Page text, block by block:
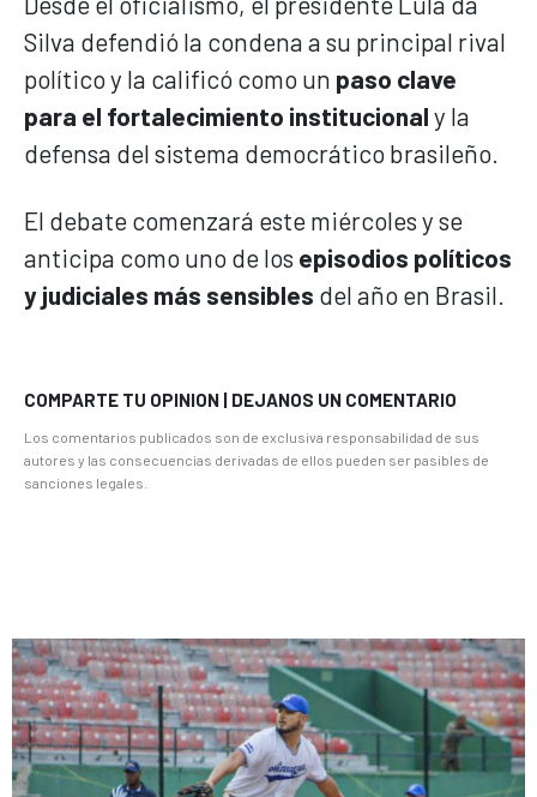
Silva defendió la condena a su principal rival
político y la calificó como un paso clave
para el fortalecimiento institucional y la
defensa del sistema democrático brasileño.
El debate comenzará este miércoles y se
anticipa como uno de los episodios políticos
y judiciales más sensibles del año en Brasil.
COMPARTE TU OPINION | DEJANOS UN COMENTARIO
Los comentarios publicados son de exclusiva responsabilidad de sus
autores y las consecuencias derivadas de ellos pueden ser pasibles de
sanciones legales.